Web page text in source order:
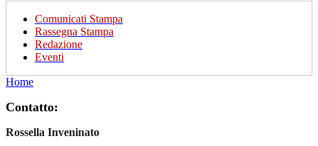
Comunicati Stampa
Rassegna Stampa
Redazione
Eventi
Home
Contatto:
Rossella Inveninato